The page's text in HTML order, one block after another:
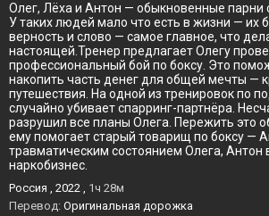
Олег, Лёха и Антон — обыкновенные парни
У таких людей мало что есть в жизни — их
верность и слово — самое главное, что
настоящей.Тренер предлагает Олегу
профессиональный бой по боксу. Это
накопить часть денег для общей мечты —
путешествия. На одной из тренировок по
случайно убивает спарринг-партнёра.
разрушил все планы Олега. Пережить это
ему помогает старый товарищ по боксу —
травматическим состоянием Олега, Антон
наркобизнес.
Россия , 2022 , 1ч 28м
Перевод: Оригинальная дорожка